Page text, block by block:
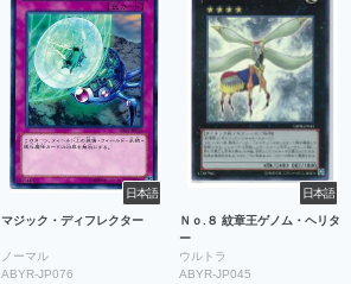
日本語
マジック・ディフレクター
ノーマル
ABYR-JP076
日本語
Ｎｏ.８ 紋章王ゲノム・ヘリタ
ー
ウルトラ
ABYR-JP045